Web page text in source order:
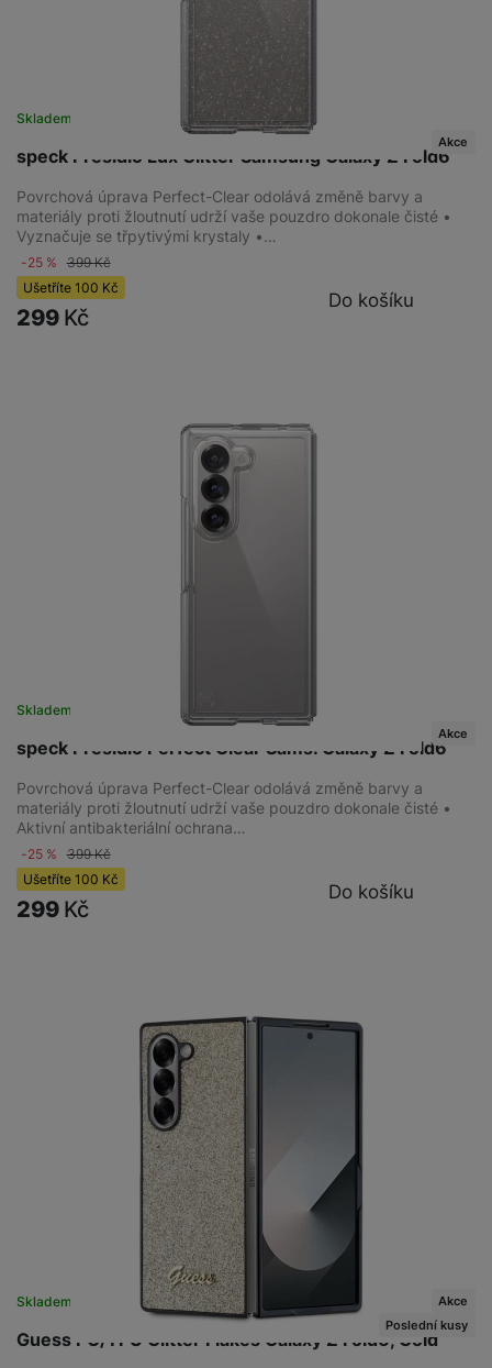
speck Presidio Lux Glitter Samsung Galaxy Z Fold6
Skladem
Akce
Povrchová úprava Perfect-Clear odolává změně barvy a
materiály proti žloutnutí udrží vaše pouzdro dokonale čisté •
Vyznačuje se třpytivými krystaly •…
-25 % 399Kč
Ušetříte 100 Kč
299 Kč
Do košíku
speck Presidio Perfect Clear Sams. Galaxy Z Fold6
Skladem
Akce
Povrchová úprava Perfect-Clear odolává změně barvy a
materiály proti žloutnutí udrží vaše pouzdro dokonale čisté •
Aktivní antibakteriální ochrana…
-25 % 399Kč
Ušetříte 100 Kč
299 Kč
Do košíku
Guess PC/TPU Glitter Flakes Galaxy Z Fold6, Gold
Skladem
Akce
Poslední kusy